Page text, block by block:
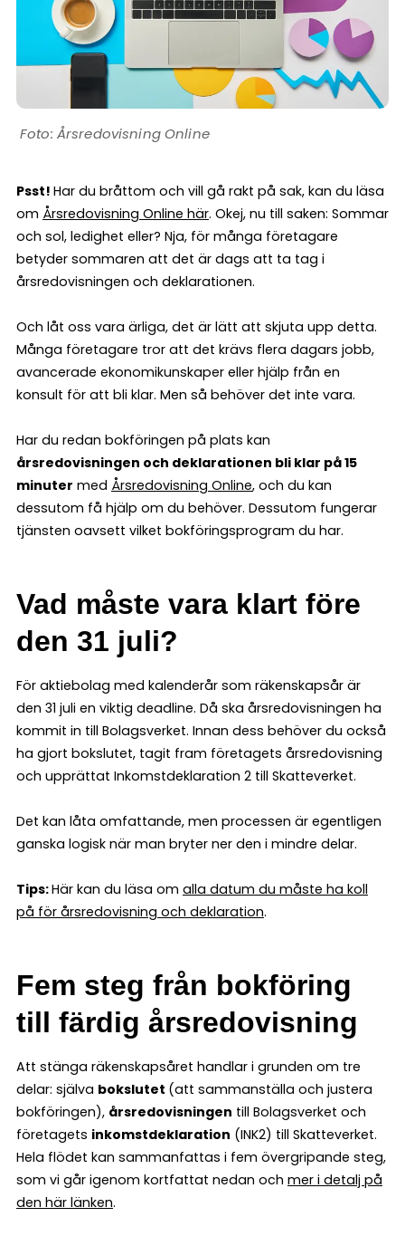
Årsredovisning Online
Psst! Har du bråttom och vill gå rakt på sak, kan du läsa
om Årsredovisning Online här. Okej, nu till saken: Sommar
och sol, ledighet eller? Nja, för många företagare
betyder sommaren att det är dags att ta tag i
årsredovisningen och deklarationen.
Och låt oss vara ärliga, det är lätt att skjuta upp detta.
Många företagare tror att det krävs flera dagars jobb,
avancerade ekonomikunskaper eller hjälp från en
konsult för att bli klar. Men så behöver det inte vara.
Har du redan bokföringen på plats kan
årsredovisningen och deklarationen bli klar på 15
minuter med Årsredovisning Online, och du kan
dessutom få hjälp om du behöver. Dessutom fungerar
tjänsten oavsett vilket bokföringsprogram du har.
Vad måste vara klart före
den 31 juli?
För aktiebolag med kalenderår som räkenskapsår är
den 31 juli en viktig deadline. Då ska årsredovisningen ha
kommit in till Bolagsverket. Innan dess behöver du också
ha gjort bokslutet, tagit fram företagets årsredovisning
och upprättat Inkomstdeklaration 2 till Skatteverket.
Det kan låta omfattande, men processen är egentligen
ganska logisk när man bryter ner den i mindre delar.
Tips:Här kan du läsa om alla datum du måste ha koll
på för årsredovisning och deklaration.
Fem steg från bokföring
till färdig årsredovisning
Att stänga räkenskapsåret handlar i grunden om tre
delar: själva bokslutet (att sammanställa och justera
bokföringen), årsredovisningen till Bolagsverket och
företagets inkomstdeklaration (INK2) till Skatteverket.
Hela flödet kan sammanfattas i fem övergripande steg,
som vi går igenom kortfattat nedan och mer i detalj på
den här länken.